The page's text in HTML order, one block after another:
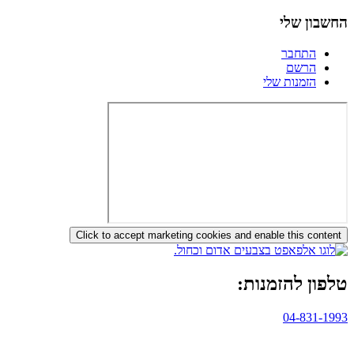
החשבון שלי
התחבר
הרשם
הזמנות שלי
Click to accept marketing cookies and enable this content
טלפון להזמנות:
04-831-1993